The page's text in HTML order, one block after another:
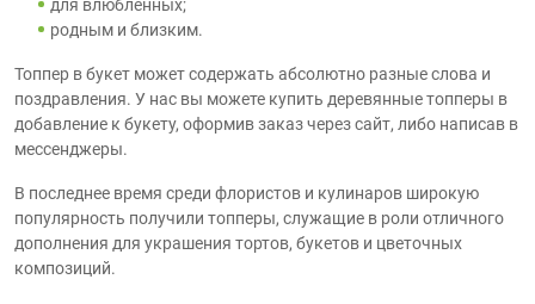
для влюбленных;
родным и близким.
Топпер в букет может содержать абсолютно разные слова и
поздравления. У нас вы можете купить деревянные топперы в
добавление к букету, оформив заказ через сайт, либо написав в
мессенджеры.
В последнее время среди флористов и кулинаров широкую
популярность получили топперы, служащие в роли отличного
дополнения для украшения тортов, букетов и цветочных
композиций.